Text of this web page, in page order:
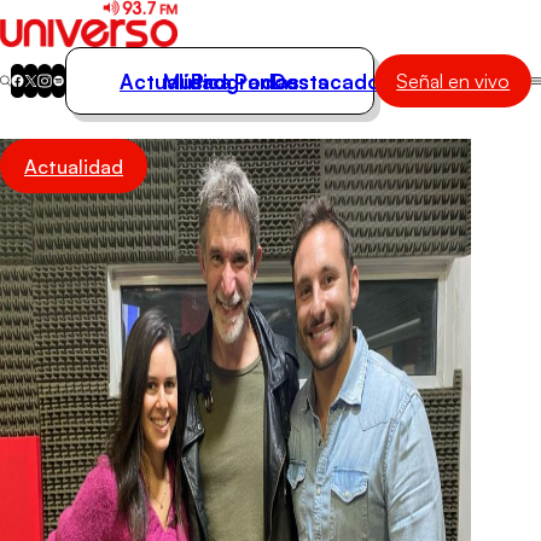
Actualidad
Música
Programas
Podcasts
Destacados
Actualidad
Música
Programas
Podcasts
Destacados Señal en vivo
Actualidad